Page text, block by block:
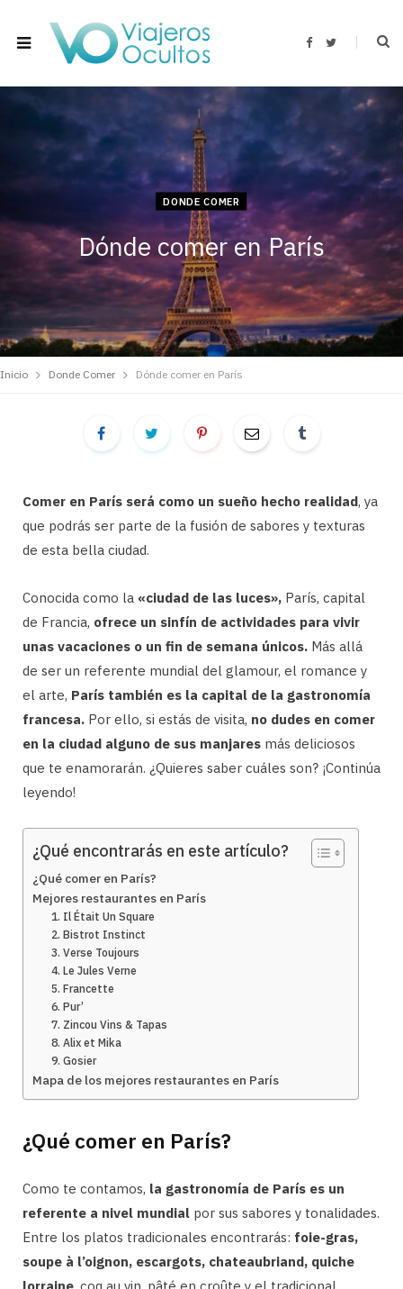
F
b
T
t
DONDE COMER
Dónde comer en París
Inicio Donde Comer Dónde comer en París
Comer en París será como un sueño hecho realidad, ya
que podrás ser parte de la fusión de sabores y texturas
de esta bella ciudad.
Conocida como la «ciudad de las luces», París, capital
de Francia, ofrece un sinfín de actividades para vivir
unas vacaciones o un fin de semana únicos. Más allá
de ser un referente mundial del glamour, el romance y
el arte, París también es la capital de la gastronomía
francesa. Por ello, si estás de visita, no dudes en comer
en la ciudad alguno de sus manjares más deliciosos
que te enamorarán. ¿Quieres saber cuáles son? ¡Continúa
leyendo!
¿Qué encontrarás en este artículo?
¿Qué comer en París?
Mejores restaurantes en París
1. Il Était Un Square
2. Bistrot Instinct
3. Verse Toujours
4. Le Jules Verne
5. Francette
6. Pur’
7. Zincou Vins & Tapas
8. Alix et Mika
9. Gosier
Mapa de los mejores restaurantes en París
¿Qué comer en París?
Como te contamos, la gastronomía de París es un
referente a nivel mundial por sus sabores y tonalidades.
Entre los platos tradicionales encontrarás: foie-gras,
soupe à l’oignon, escargots, chateaubriand, quiche
lorraine, coq au vin, pâté en croûte y el tradicional